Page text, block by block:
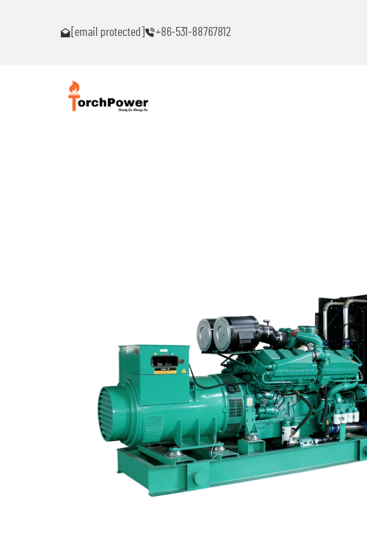
[email protected] +86-531-88767812